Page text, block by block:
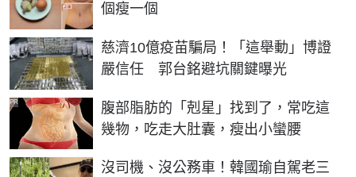
個瘦一個
慈濟10億疫苗騙局！「這舉動」博證
嚴信任 郭台銘避坑關鍵曝光
腹部脂肪的「剋星」找到了，常吃這
幾物，吃走大肚囊，瘦出小蠻腰
PR
沒司機、沒公務車！韓國瑜自駕老三